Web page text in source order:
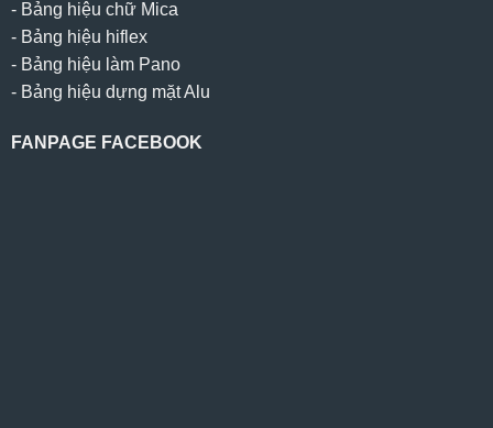
- Bảng hiệu chữ Mica
- Bảng hiệu hiflex
- Bảng hiệu làm Pano
- Bảng hiệu dựng mặt Alu
FANPAGE FACEBOOK